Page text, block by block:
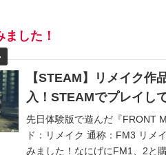
した！
【STEAM】リメイク作
入！STEAMでプレイし
先日体験版で遊んだ『FRONT
ド：リメイク 通称：FM3 リメ
みました！なにげにFM1、2と